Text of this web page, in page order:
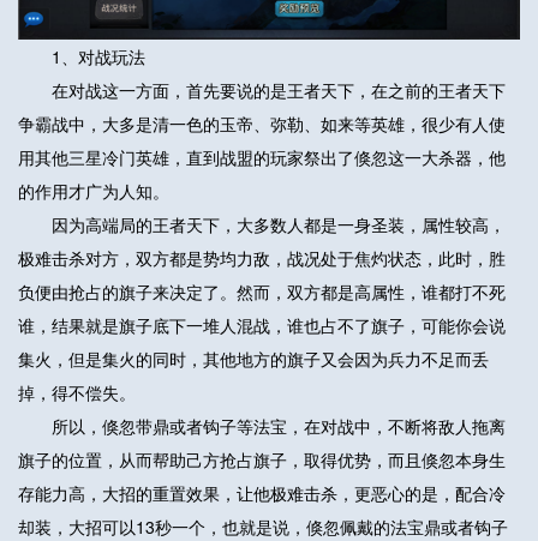
1、对战玩法
在对战这一方面，首先要说的是王者天下，在之前的王者天下
争霸战中，大多是清一色的玉帝、弥勒、如来等英雄，很少有人使
用其他三星冷门英雄，直到战盟的玩家祭出了倏忽这一大杀器，他
的作用才广为人知。
因为高端局的王者天下，大多数人都是一身圣装，属性较高，
极难击杀对方，双方都是势均力敌，战况处于焦灼状态，此时，胜
负便由抢占的旗子来决定了。然而，双方都是高属性，谁都打不死
谁，结果就是旗子底下一堆人混战，谁也占不了旗子，可能你会说
集火，但是集火的同时，其他地方的旗子又会因为兵力不足而丢
掉，得不偿失。
所以，倏忽带鼎或者钩子等法宝，在对战中，不断将敌人拖离
旗子的位置，从而帮助己方抢占旗子，取得优势，而且倏忽本身生
存能力高，大招的重置效果，让他极难击杀，更恶心的是，配合冷
却装，大招可以13秒一个，也就是说，倏忽佩戴的法宝鼎或者钩子